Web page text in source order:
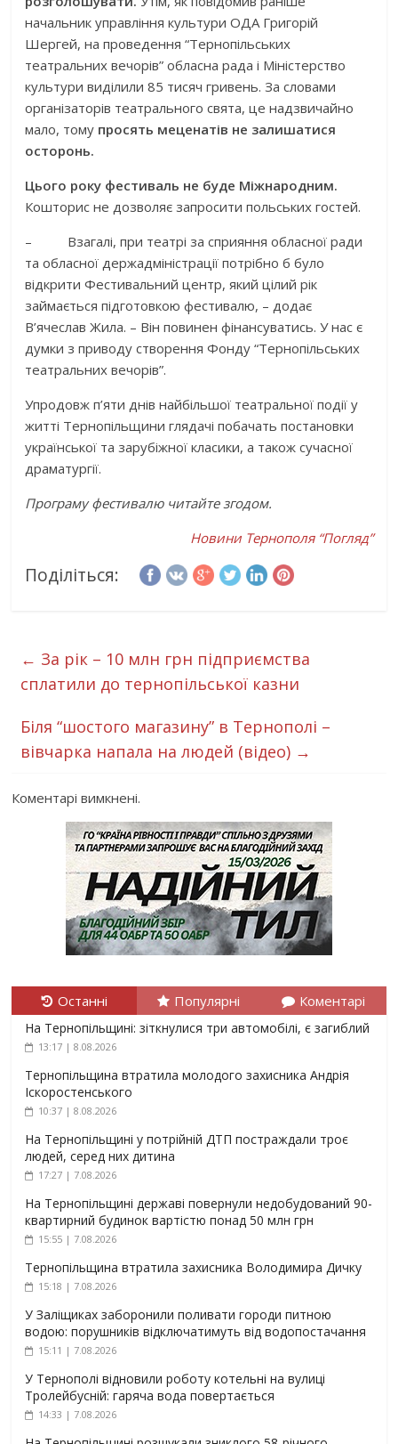
начальник управління культури ОДА Григорій
Шергей, на проведення “Тернопільських
театральних вечорів” обласна рада і Міністерство
культури виділили 85 тисяч гривень. За словами
організаторів театрального свята, це надзвичайно
мало, тому просять меценатів не залишатися
осторонь.
Цього року фестиваль не буде Міжнародним.
Кошторис не дозволяє запросити польських гостей.
– Взагалі, при театрі за сприяння обласної ради
та обласної держадміністрації потрібно б було
відкрити Фестивальний центр, який цілий рік
займається підготовкою фестивалю, – додає
В’ячеслав Жила. – Він повинен фінансуватись. У нас є
думки з приводу створення Фонду “Тернопільських
театральних вечорів”.
Упродовж п’яти днів найбільшої театральної події у
житті Тернопільщини глядачі побачать постановки
української та зарубіжної класики, а також сучасної
драматургії.
Програму фестивалю читайте згодом.
Новини Тернополя “Погляд”
Поділіться:
← За рік – 10 млн грн підприємства
сплатили до тернопільської казни
Біля “шостого магазину” в Тернополі –
вівчарка напала на людей (відео) →
Коментарі вимкнені.
Останні Популярні Коментарі
На Тернопільщині: зіткнулися три автомобілі, є загиблий
13:17 | 8.08.2026
Тернопільщина втратила молодого захисника Андрія
Іскоростенського
10:37 | 8.08.2026
На Тернопільщині у потрійній ДТП постраждали троє
людей, серед них дитина
17:27 | 7.08.2026
На Тернопільщині державі повернули недобудований 90-
квартирний будинок вартістю понад 50 млн грн
15:55 | 7.08.2026
Тернопільщина втратила захисника Володимира Дичку
15:18 | 7.08.2026
У Заліщиках заборонили поливати городи питною
водою: порушників відключатимуть від водопостачання
15:11 | 7.08.2026
У Тернополі відновили роботу котельні на вулиці
Тролейбусній: гаряча вода повертається
14:33 | 7.08.2026